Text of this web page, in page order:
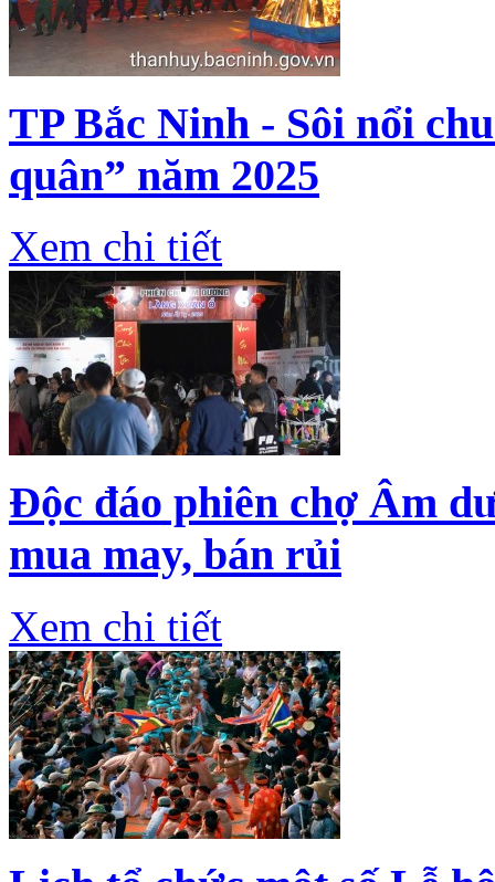
TP Bắc Ninh - Sôi nổi
quân” năm 2025
Xem chi tiết
Độc đáo phiên chợ Âm
mua may, bán rủi
Xem chi tiết